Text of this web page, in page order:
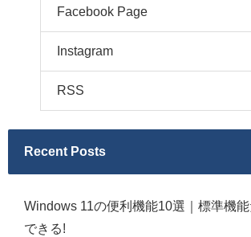
Facebook Page
Instagram
RSS
Recent Posts
Windows 11の便利機能10選｜標準機
できる!